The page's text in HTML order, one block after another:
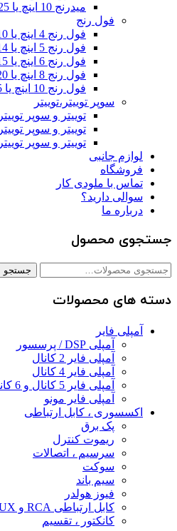
میدرنج 10 اینچ یا 25 سانت
فول رنج
فول رنج 4 اینچ یا 10 سانت
فول رنج 5 اینچ یا 14 سانت
فول رنج 6 اینچ یا 15 سانت
فول رنج 8 اینچ یا 20 سانت
فول رنج 10 اینچ یا 25 سانت
سوپر توییتر،توییتر
توییتر و سوپر توییتر 4 اینچ یا 10 سانت
توییتر و سوپر توییتر 5 اینچ یا 14 سانت
توییتر و سوپر توییتر 8 اینچ یا 20 سانت
لوازم جانبی
فروشگاه
تماس با ملودی کار
سوالی دارید؟
درباره ما
جستجوی محصول
جستجو
جستجو
دسته های محصولات
آمپلی فایر
آمپلی DSP / پرسسور
آمپلی فایر 2 کانال
آمپلی فایر 4 کانال
آمپلی فایر 5 کانال و 6 کانال
آمپلی فایر مونو
اکسسوری ، کابل ارتباطی
پک برق
ریموت کنترل
سرسیم ، اتصالات
سوکت
سیم باند
فیوز هولدر
کابل ارتباطی RCA و AUX
کانکتور ، تقسیم